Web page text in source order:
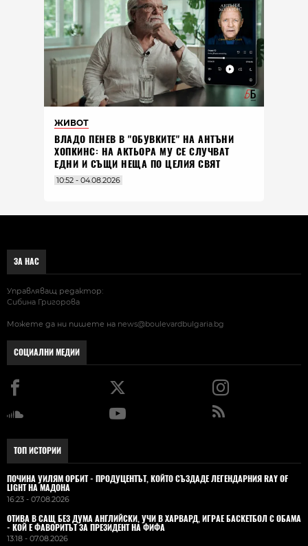
ЖИВОТ
ВЛАДO ПЕНЕВ В "ОБУВКИТЕ" НА АНТЪНИ
ХОПКИНС: НА АКТЬОРА МУ СЕ СЛУЧВАТ
ЕДНИ И СЪЩИ НЕЩА ПО ЦЕЛИЯ СВЯТ
10:52 - 04.08.2026
ЗА НАС
Управляващ редактор:
Сибина Григорова
Можете да ни пишете на news@boulevardbulgaria.bg
СОЦИАЛНИ МЕДИИ
ТОП ИСТОРИИ
ПОЧИНА УИЛЯМ ОРБИТ - ПРОДУЦЕНТЪТ, КОЙТО СЪЗДАДЕ ЛЕГЕНДАРНИЯ RAY OF
LIGHT НА МАДОНА
16:23 - 07.08.2026
ОТИВА В САЩ БЕЗ ДУМА АНГЛИЙСКИ, УЧИ В ХАРВАРД, ИГРАЕ БАСКЕТБОЛ С ОБАМА
- КОЙ Е ФАВОРИТЪТ ЗА ПРЕЗИДЕНТ НА ФИФА
13:18 - 07.08.2026